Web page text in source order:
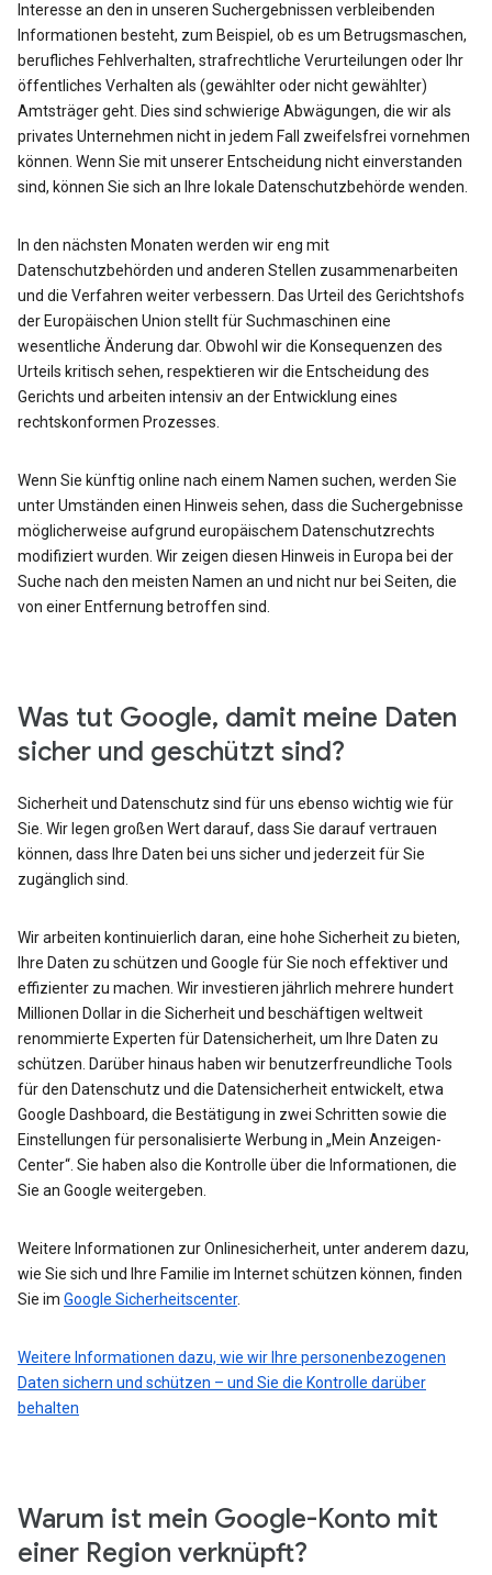
Interesse an den in unseren Suchergebnissen verbleibenden
Informationen besteht, zum Beispiel, ob es um Betrugsmaschen,
berufliches Fehlverhalten, strafrechtliche Verurteilungen oder Ihr
öffentliches Verhalten als (gewählter oder nicht gewählter)
Amtsträger geht. Dies sind schwierige Abwägungen, die wir als
privates Unternehmen nicht in jedem Fall zweifelsfrei vornehmen
können. Wenn Sie mit unserer Entscheidung nicht einverstanden
sind, können Sie sich an Ihre lokale Datenschutzbehörde wenden.
In den nächsten Monaten werden wir eng mit
Datenschutzbehörden und anderen Stellen zusammenarbeiten
und die Verfahren weiter verbessern. Das Urteil des Gerichtshofs
der Europäischen Union stellt für Suchmaschinen eine
wesentliche Änderung dar. Obwohl wir die Konsequenzen des
Urteils kritisch sehen, respektieren wir die Entscheidung des
Gerichts und arbeiten intensiv an der Entwicklung eines
rechtskonformen Prozesses.
Wenn Sie künftig online nach einem Namen suchen, werden Sie
unter Umständen einen Hinweis sehen, dass die Suchergebnisse
möglicherweise aufgrund europäischem Datenschutzrechts
modifiziert wurden. Wir zeigen diesen Hinweis in Europa bei der
Suche nach den meisten Namen an und nicht nur bei Seiten, die
von einer Entfernung betroffen sind.
Was tut Google, damit meine Daten
sicher und geschützt sind?
Sicherheit und Datenschutz sind für uns ebenso wichtig wie für
Sie. Wir legen großen Wert darauf, dass Sie darauf vertrauen
können, dass Ihre Daten bei uns sicher und jederzeit für Sie
zugänglich sind.
Wir arbeiten kontinuierlich daran, eine hohe Sicherheit zu bieten,
Ihre Daten zu schützen und Google für Sie noch effektiver und
effizienter zu machen. Wir investieren jährlich mehrere hundert
Millionen Dollar in die Sicherheit und beschäftigen weltweit
renommierte Experten für Datensicherheit, um Ihre Daten zu
schützen. Darüber hinaus haben wir benutzerfreundliche Tools
für den Datenschutz und die Datensicherheit entwickelt, etwa
Google Dashboard, die Bestätigung in zwei Schritten sowie die
Einstellungen für personalisierte Werbung in „Mein Anzeigen-
Center“. Sie haben also die Kontrolle über die Informationen, die
Sie an Google weitergeben.
Weitere Informationen zur Onlinesicherheit, unter anderem dazu,
wie Sie sich und Ihre Familie im Internet schützen können, finden
Sie im Google Sicherheitscenter.
Weitere Informationen dazu, wie wir Ihre personenbezogenen
Daten sichern und schützen – und Sie die Kontrolle darüber
behalten
Warum ist mein Google-Konto mit
einer Region verknüpft?